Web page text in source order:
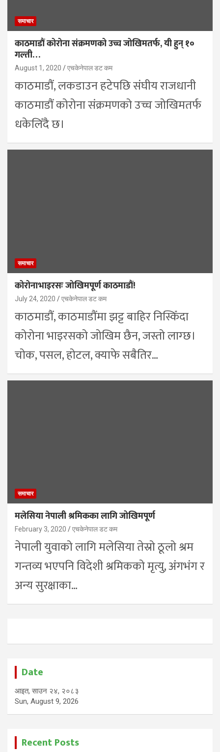
समाचार
काठमाडौं कोरोना संक्रमणको उच्च जोखिमतर्फ, यी हुन् १०
गल्ती…
August 1, 2020 एचकेनेपाल डट कम
काठमाडौं, लकडाउन हटेपछि संघीय राजधानी
काठमाडौं कोरोना संक्रमणको उच्च जोखिमतर्फ
धकेलिँदै छ।
समाचार
कोरोनाभाइरसः जोखिमपूर्ण काठमाडौं!
July 24, 2020 एचकेनेपाल डट कम
काठमाडौं, काठमाडौंमा झट्ट बाहिर निस्किँदा
कोरोना भाइरसको जोखिम छैन, जस्तो लाग्छ।
चोक, पसल, होटल, क्याफे सबैतिर…
समाचार
मलेसिया नेपाली श्रमिकका लागि जोखिमपूर्ण
February 3, 2020 एचकेनेपाल डट कम
नेपाली युवाको लागि मलेसिया तेस्रो ठूलो श्रम
गन्तव्य भएपनि विदेशी श्रमिकको मृत्यु, अंगभंग र
अन्य सुरक्षाका…
Date
आइत, साउन २४, २०८३
Sun, August 9, 2026
Recent Posts